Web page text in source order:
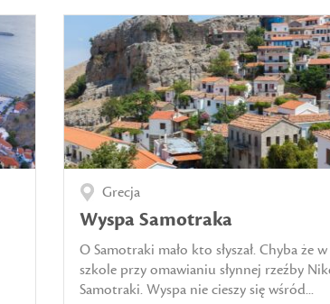
Grecja
Wyspa Samotraka
O Samotraki mało kto słyszał. Chyba że w
szkole przy omawianiu słynnej rzeźby
Samotraki. Wyspa nie cieszy się wśród...